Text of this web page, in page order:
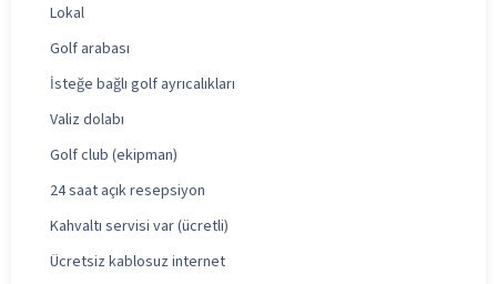
Lokal
Golf arabası
İsteğe bağlı golf ayrıcalıkları
Valiz dolabı
Golf club (ekipman)
24 saat açık resepsiyon
Kahvaltı servisi var (ücretli)
Ücretsiz kablosuz internet